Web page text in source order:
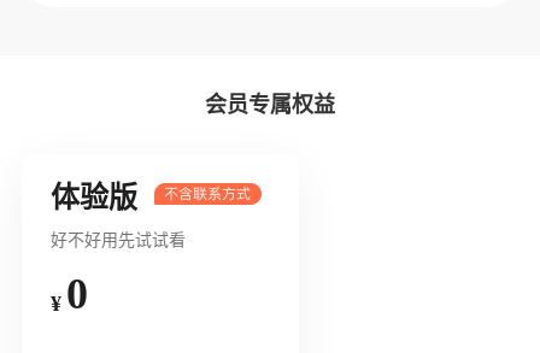
会员专属权益
体验版
好不好用先试试看
¥ 0